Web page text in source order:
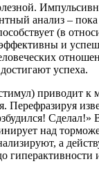
анализ –
(в
и
успеха.
приводит к
Перефразируя
Сделал!»
над
а
гиперактивности